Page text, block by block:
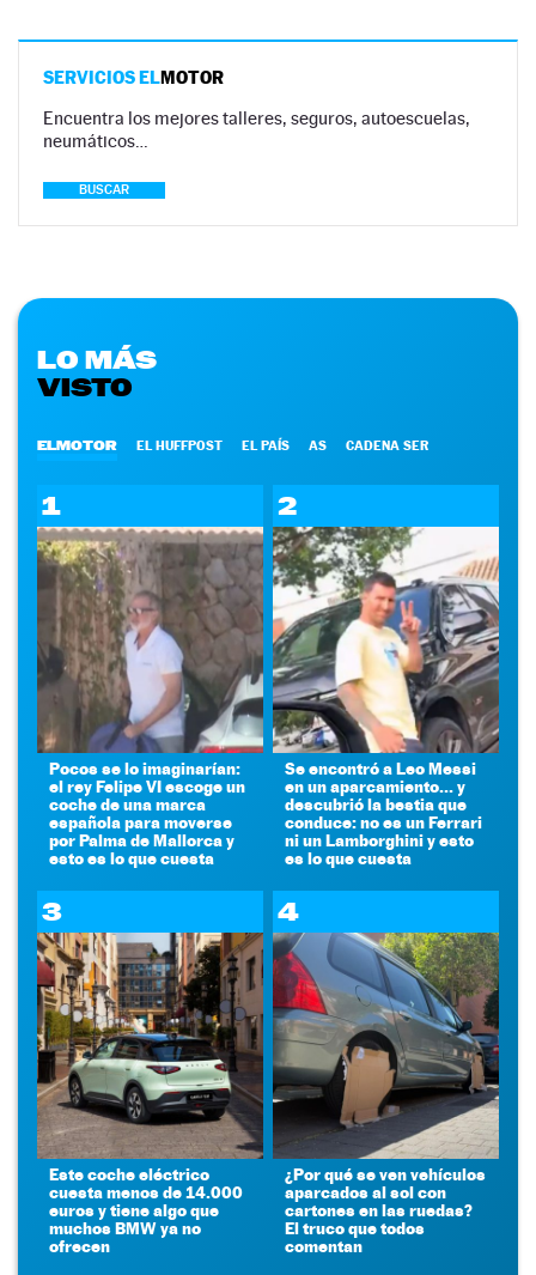
SERVICIOS ELMOTOR
Encuentra los mejores talleres, seguros, autoescuelas,
neumáticos…
BUSCAR
LO MÁS
VISTO
ELMOTOR EL HUFFPOST EL PAÍS AS CADENA SER
1
Pocos se lo imaginarían:
el rey Felipe VI escoge un
coche de una marca
española para moverse
por Palma de Mallorca y
esto es lo que cuesta
2
Se encontró a Leo Messi
en un aparcamiento... y
descubrió la bestia que
conduce: no es un Ferrari
ni un Lamborghini y esto
es lo que cuesta
3
Este coche eléctrico
cuesta menos de 14.000
euros y tiene algo que
muchos BMW ya no
ofrecen
4
¿Por qué se ven vehículos
aparcados al sol con
cartones en las ruedas?
El truco que todos
comentan